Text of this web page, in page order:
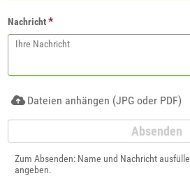
Nachricht*
Dateien anhängen (JPG oder PDF)
Zum Absenden: Name und Nachricht
angeben.